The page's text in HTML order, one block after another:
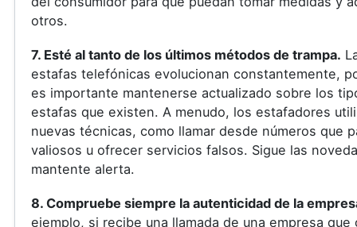
otros.
7. Esté al tanto de los últimos métodos de trampa.
estafas telefónicas evolucionan constantemente,
es importante mantenerse actualizado sobre los
estafas que existen. A menudo, los estafadores
nuevas técnicas, como llamar desde números que
valiosos u ofrecer servicios falsos. Sigue las
mantente alerta.
8. Compruebe siempre la autenticidad de la
ejemplo, si recibe una llamada de una empresa que